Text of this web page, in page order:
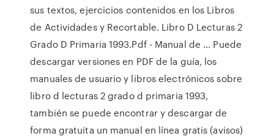
sus textos, ejercicios contenidos en los Libros
de Actividades y Recortable. Libro D Lecturas 2
Grado D Primaria 1993.Pdf - Manual de ... Puede
descargar versiones en PDF de la guía, los
manuales de usuario y libros electrónicos sobre
libro d lecturas 2 grado d primaria 1993,
también se puede encontrar y descargar de
forma gratuita un manual en línea gratis (avisos)